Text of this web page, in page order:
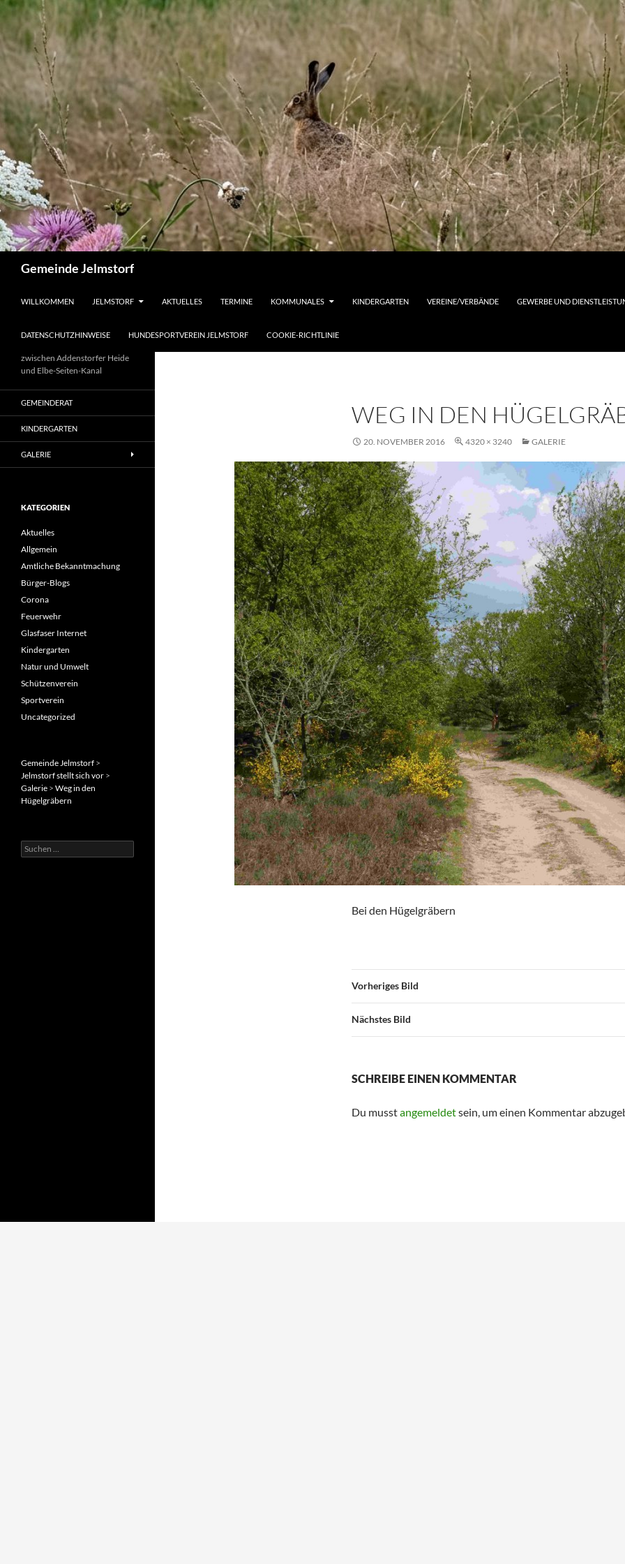
Zum
Inhalt
springen
Gemeinde Jelmstorf
WILLKOMMEN JELMSTORF AKTUELLES TERMINE KOMMUNALES KINDERGARTEN VEREINE/VERBÄNDE GEWERBE UND
DATENSCHUTZHINWEISE HUNDESPORTVEREIN JELMSTORF COOKIE-RICHTLINIE
WEG IN DEN
20. NOVEMBER 2016 4320 × 3240 GALERIE
Bei den Hügelgräbern
Vorheriges Bild
Nächstes Bild
SCHREIBE EINEN KOMMENTAR
Du musstangemeldetsein, um einen Kommentar
zwischen Addenstorfer Heide
und Elbe-Seiten-Kanal
GEMEINDERAT
KINDERGARTEN
GALERIE
KATEGORIEN
Aktuelles
Allgemein
Amtliche Bekanntmachung
Bürger-Blogs
Corona
Feuerwehr
Glasfaser Internet
Kindergarten
Natur und Umwelt
Schützenverein
Sportverein
Uncategorized
Gemeinde Jelmstorf >
Jelmstorf stellt sich vor >
Galerie > Weg in den
Hügelgräbern
Suche
nach: